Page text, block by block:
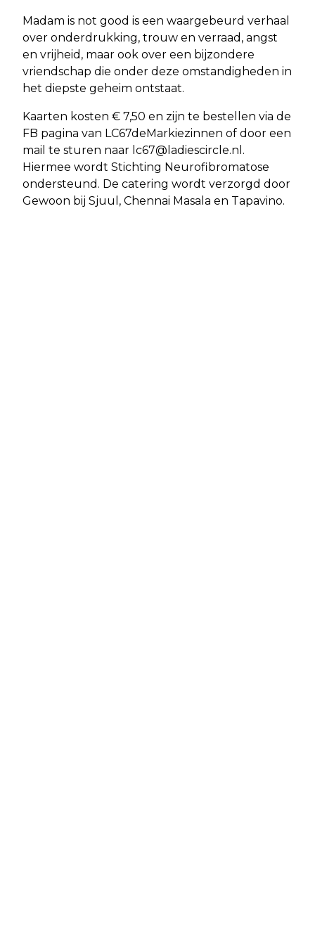
Madam is not good is een waargebeurd verhaal
over onderdrukking, trouw en verraad, angst
en vrijheid, maar ook over een bijzondere
vriendschap die onder deze omstandigheden in
het diepste geheim ontstaat.
Kaarten kosten € 7,50 en zijn te bestellen via de
FB pagina van LC67deMarkiezinnen of door een
mail te sturen naar lc67@ladiescircle.nl .
Hiermee wordt Stichting Neurofibromatose
ondersteund. De catering wordt verzorgd door
Gewoon bij Sjuul, Chennai Masala en Tapavino.